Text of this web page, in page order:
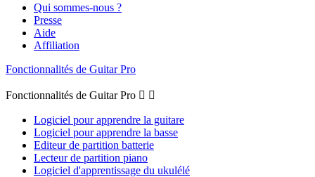
Qui sommes-nous ?
Presse
Aide
Affiliation
Fonctionnalités de Guitar Pro
Fonctionnalités de Guitar Pro  
Logiciel pour apprendre la guitare
Logiciel pour apprendre la basse
Editeur de partition batterie
Lecteur de partition piano
Logiciel d'apprentissage du ukulélé